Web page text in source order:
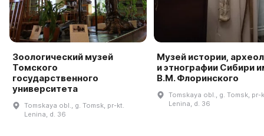
Зоологический музей
Томского
государственного
университета
Tomskaya obl., g. Tomsk, pr-kt.
Lenina, d. 36
Музей истории,
и этнографии Сибири
В.М. Флоринского
Tomskaya obl., g. Tomsk, pr-
Lenina, d. 36